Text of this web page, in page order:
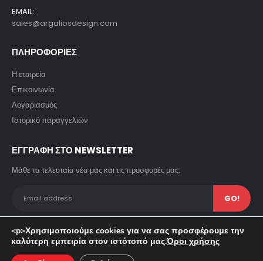
EMAIL:
sales@argaliosdesign.com
ΠΛΗΡΟΦΟΡΙΕΣ
Η εταιρεία
Επικοινωνία
Λογαριασμός
Ιστορικό παραγγελιών
ΕΓΓΡΑΦΗ ΣΤΟ NEWSLETTER
Μάθε τα τελευταία νέα μας και τις προσφορές μας:
© copyright 2023. All Rights Reserved. Powered by Pavla SA.
<p>Χρησιμοποιούμε cookies για να σας προσφέρουμε την
καλύτερη εμπειρία στον ιστότοπό μας.Όροι χρήσης